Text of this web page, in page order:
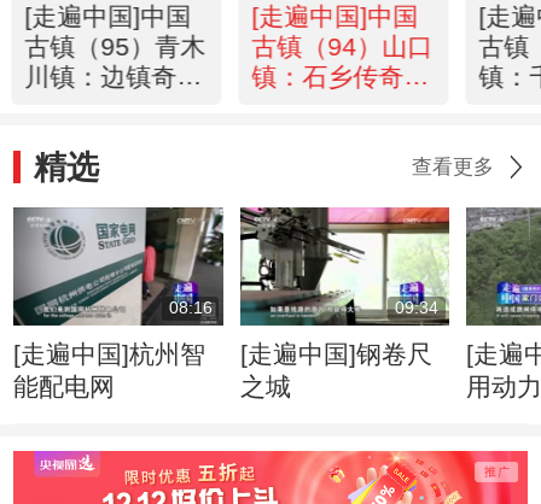
[走遍中国]中国
古镇（95）青木
川镇：边镇奇人
[走遍中国]中国
古镇（94）山口
镇：石乡传奇
[走
古镇
镇：
精选 查看更多
08:16
[走遍中国]杭州智
能配电网
09:34
[走遍中国]钢卷尺
之城
[走遍
用动